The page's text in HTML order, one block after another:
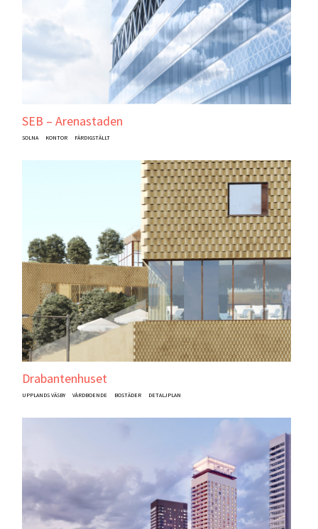
SEB – Arenastaden
SOLNA KONTOR FÄRDIGSTÄLLT
Drabantenhuset
UPPLANDS VÄSBY VÅRDBOENDE BOSTÄDER DETALJPLAN